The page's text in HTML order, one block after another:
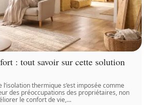
: tout savoir sur cette solution
thermique s’est imposée comme
des préoccupations des propriétaires, non
le confort de vie,…